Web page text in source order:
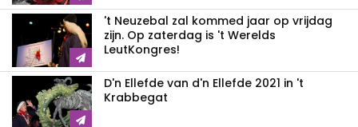
't Neuzebal zal kommed jaar op vrijdag
zijn. Op zaterdag is 't Werelds
LeutKongres!
D'n Ellefde van d'n Ellefde 2021 in 't
Krabbegat